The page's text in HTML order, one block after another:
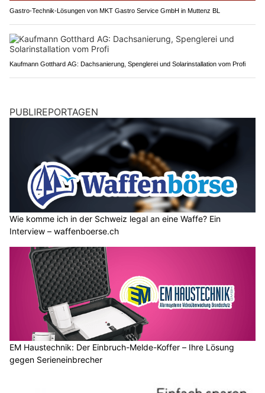
Gastro-Technik-Lösungen von MKT Gastro Service GmbH in Muttenz BL
Kaufmann Gotthard AG: Dachsanierung, Spenglerei und Solarinstallation vom Profi
PUBLIREPORTAGEN
Wie komme ich in der Schweiz legal an eine Waffe? Ein
Interview – waffenboerse.ch
EM Haustechnik: Der Einbruch-Melde-Koffer – Ihre Lösung
gegen Serieneinbrecher